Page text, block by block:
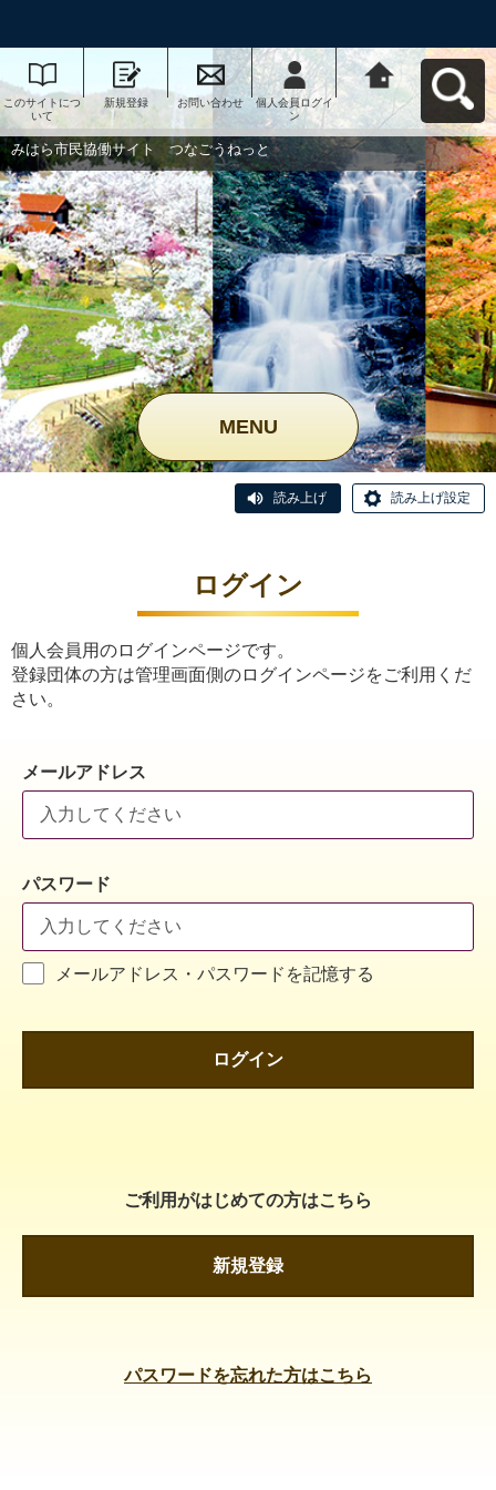
このサイトにつ
いて
新規登録 お問い合わせ
個人会員ログイ
ン
みはら市民協働
サイト つなご
うねっとへ戻る
みはら市民協働サイト つなごうねっと
MENU
読み上げ 読み上げ設定
ログイン
個人会員用のログインページです。
登録団体の方は管理画面側のログインページをご利用くだ
さい。
メールアドレス
パスワード
メールアドレス・パスワードを記憶する
ログイン
ご利用がはじめての方はこちら
新規登録
パスワードを忘れた方はこちら